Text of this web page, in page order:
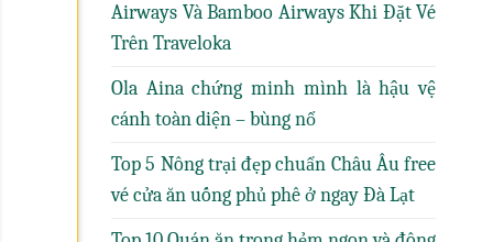
Airways Và Bamboo Airways Khi Đặt Vé
Trên Traveloka
Ola Aina chứng minh mình là hậu vệ
cánh toàn diện – bùng nổ
Top 5 Nông trại đẹp chuẩn Châu Âu free
vé cửa ăn uống phủ phê ở ngay Đà Lạt